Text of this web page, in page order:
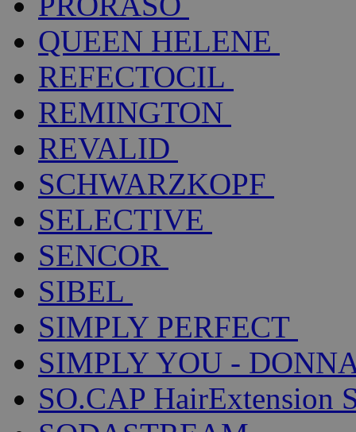
QUEEN HELENE
REFECTOCIL
REMINGTON
REVALID
SCHWARZKOPF
SELECTIVE
SENCOR
SIBEL
SIMPLY PERFECT
SIMPLY YOU -
SO.CAP HairExtension